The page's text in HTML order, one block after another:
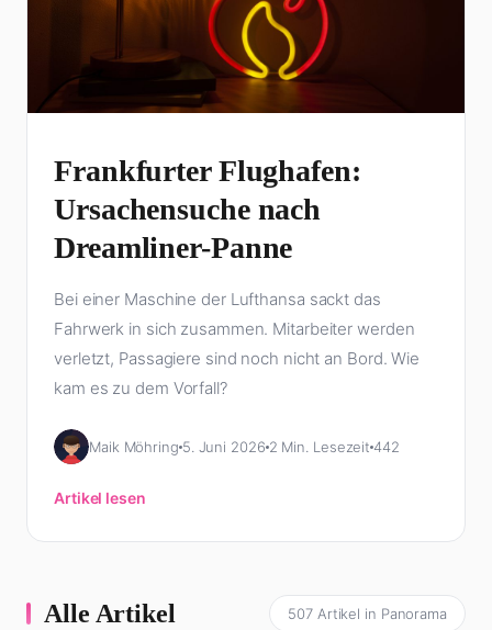
Frankfurter Flughafen:
Ursachensuche nach
Dreamliner-Panne
Bei einer Maschine der Lufthansa sackt das
Fahrwerk in sich zusammen. Mitarbeiter werden
verletzt, Passagiere sind noch nicht an Bord. Wie
kam es zu dem Vorfall?
Maik Möhring 5. Juni 2026 2 Min. Lesezeit 442
Artikel lesen
Alle Artikel 507 Artikel in Panorama